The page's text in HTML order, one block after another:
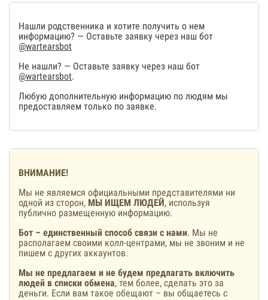
Нашли родственника и хотите получить о нем
информацию? — Оставьте заявку через наш бот
@wartearsbot
Не нашли? — Оставьте заявку через наш бот
@wartearsbot.
Любую дополнительную информацию по людям мы
предоставляем только по заявке.
ВНИМАНИЕ!
Мы не являемся официальными представителями ни
одной из сторон, МЫ ИЩЕМ ЛЮДЕЙ, используя
публично размещенную информацию.
Бот – единственный способ связи с нами. Мы не
располагаем своими колл-центрами, мы не звоним и не
пишем с других аккаунтов.
Мы не предлагаем и не будем предлагать включить
людей в списки обмена, тем более, сделать это за
деньги. Если вам такое обещают – вы общаетесь с